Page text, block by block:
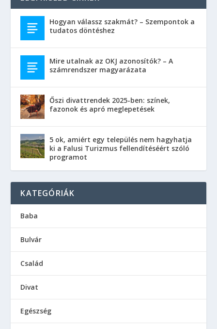
Hogyan válassz szakmát? – Szempontok a
tudatos döntéshez
Mire utalnak az OKJ azonosítók? – A
számrendszer magyarázata
Őszi divattrendek 2025-ben: színek,
fazonok és apró meglepetések
5 ok, amiért egy település nem hagyhatja
ki a Falusi Turizmus fellendítéséért szóló
programot
KATEGÓRIÁK
Baba
Bulvár
Család
Divat
Egészség